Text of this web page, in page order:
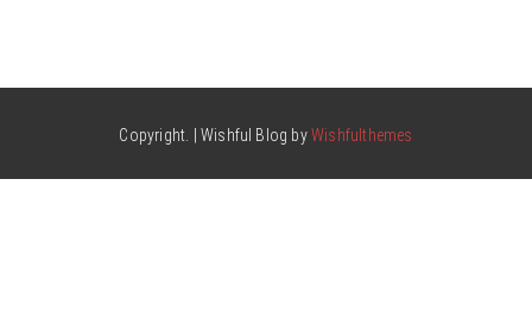
Copyright. | Wishful Blog byWishfulthemes